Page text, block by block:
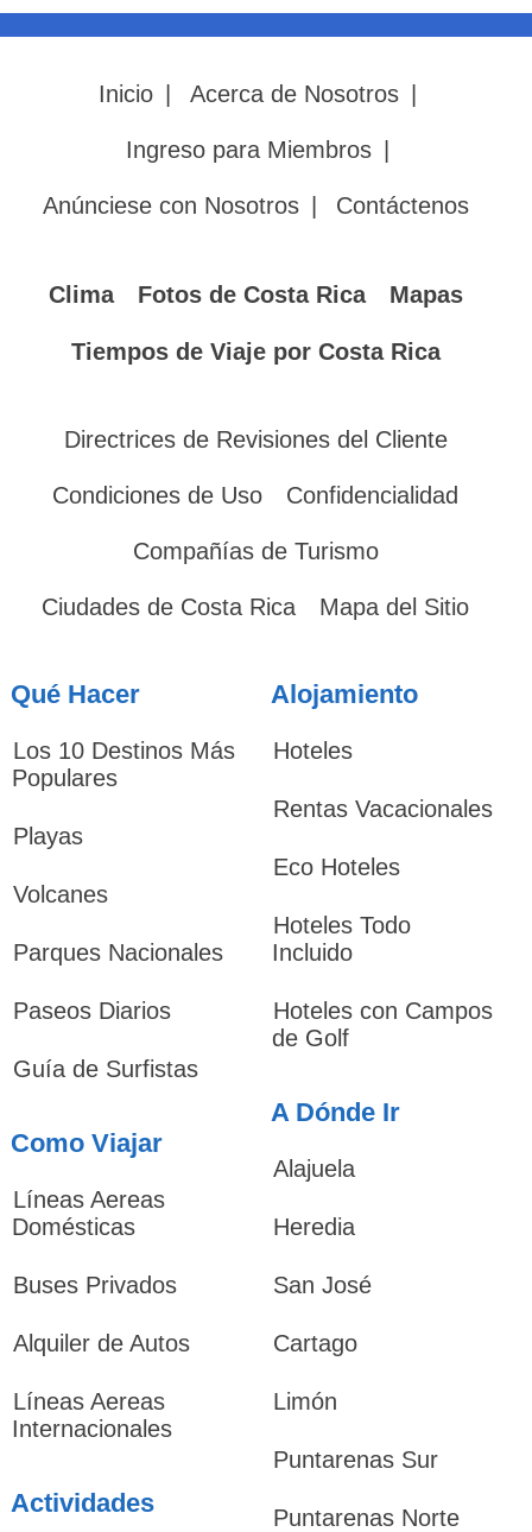
Inicio Acerca de Nosotros
Ingreso para Miembros
Anúnciese con Nosotros Contáctenos
Clima Fotos de Costa Rica Mapas
Tiempos de Viaje por Costa Rica
Directrices de Revisiones del Cliente
Condiciones de Uso Confidencialidad
Compañías de Turismo
Ciudades de Costa Rica Mapa del Sitio
Qué Hacer
Los 10 Destinos Más
Populares
Playas
Volcanes
Parques Nacionales
Paseos Diarios
Guía de Surfistas
Como Viajar
Líneas Aereas
Domésticas
Buses Privados
Alquiler de Autos
Líneas Aereas
Internacionales
Actividades
Alojamiento
Hoteles
Rentas Vacacionales
Eco Hoteles
Hoteles Todo
Incluido
Hoteles con Campos
de Golf
A Dónde Ir
Alajuela
Heredia
San José
Cartago
Limón
Puntarenas Sur
Puntarenas Norte